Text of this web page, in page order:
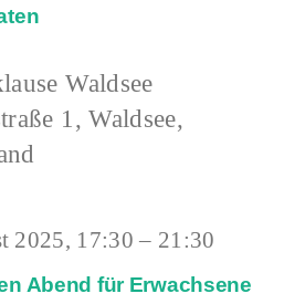
Waldsee
1, Waldsee,
Abend für Erwachsene
2025, 17:30 – 21:30